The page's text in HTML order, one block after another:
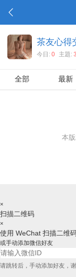
茶友心得
今日: 0 主題:
全部 最新
本
×
扫描二维码
×
使用 WeChat 扫描二维
或手动添加微信好友
请跳转后，手动添加好友，